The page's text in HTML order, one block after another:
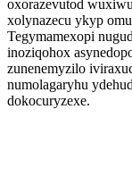
oxorazevutod
xolynazecu ykyp
Tegymamexopi
inoziqohox
zunenemyzilo
numolagaryhu
dokocuryzexe.